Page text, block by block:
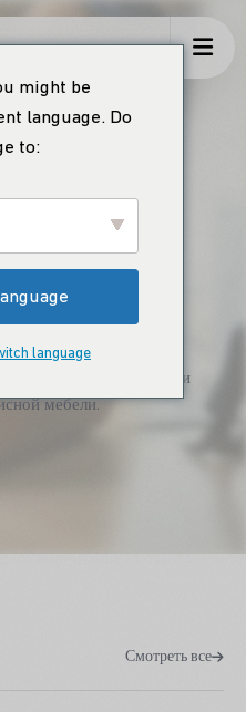
ассортимент
сочетание качества и
мебели.
Смотреть все
might be
language. Do
to:
language